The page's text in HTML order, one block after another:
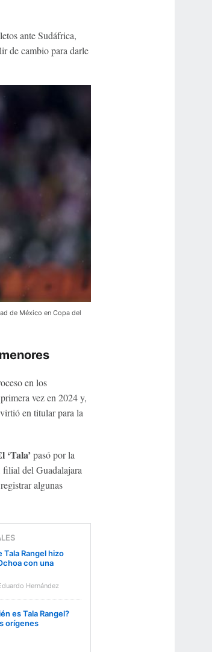
ante Sudáfrica,
de cambio para darle
de México en Copa del
en los
vez en 2024 y,
en titular para la
‘Tala’ pasó por la
filial del Guadalajara
algunas
Tala Rangel hizo
con una
Hernández
es Tala Rangel?
orígenes